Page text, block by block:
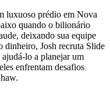
luxuoso prédio em Nova
quando o bilionário
deixando sua equipe
dinheiro, Josh recruta Slide
lo a planejar um
enfrentam desafios